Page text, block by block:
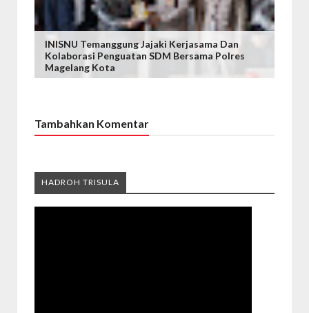
INISNU Temanggung Jajaki Kerjasama Dan
Kolaborasi Penguatan SDM Bersama Polres
Magelang Kota
Tambahkan Komentar
HADROH TRISULA